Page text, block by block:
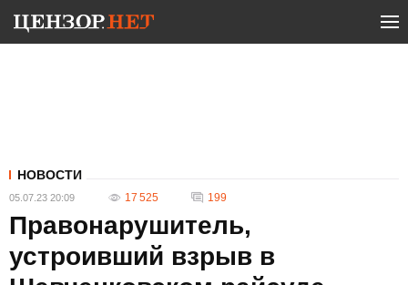
НОВОСТИ
05.07.23 20:09 17 525 199
Правонарушитель,
устроивший взрыв в